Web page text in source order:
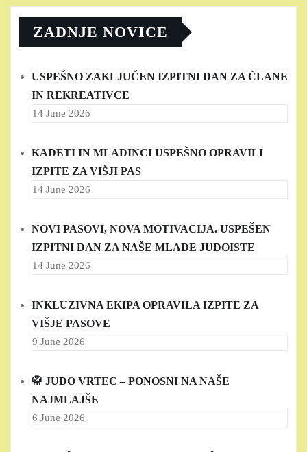
ZADNJE NOVICE
USPEŠNO ZAKLJUČEN IZPITNI DAN ZA ČLANE
IN REKREATIVCE
14 June 2026
KADETI IN MLADINCI USPEŠNO OPRAVILI
IZPITE ZA VIŠJI PAS
14 June 2026
NOVI PASOVI, NOVA MOTIVACIJA. USPEŠEN
IZPITNI DAN ZA NAŠE MLADE JUDOISTE
14 June 2026
INKLUZIVNA EKIPA OPRAVILA IZPITE ZA
VIŠJE PASOVE
9 June 2026
🥋 JUDO VRTEC – PONOSNI NA NAŠE
NAJMLAJŠE
6 June 2026